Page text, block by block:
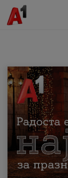
МК EN SQ
Приватни